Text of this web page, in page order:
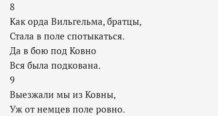
8
Как орда Вильгельма, братцы,
Стала в поле спотыкаться.
Да в бою под Ковно
Вся была подкована.
9
Выезжали мы из Ковны,
Уж от немцев поле ровно.